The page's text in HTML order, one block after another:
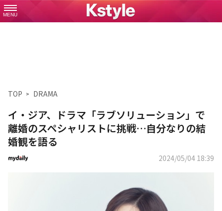
MENU
TOP DRAMA
イ・ジア、ドラマ「ラブソリューション」で
離婚のスペシャリストに挑戦…自分なりの結
婚観を語る
2024/05/04 18:39